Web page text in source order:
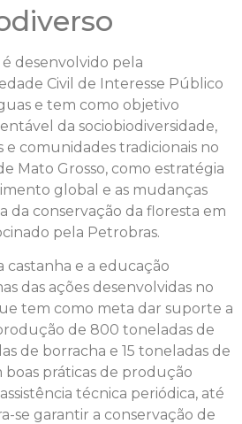
desenvolvido pela
Civil de Interesse Público
e tem como objetivo
da sociobiodiversidade,
e comunidades tradicionais no
Mato Grosso, como estratégia
global e as mudanças
da conservação da floresta em
pela Petrobras.
e a educação
das ações desenvolvidas no
tem como meta dar suporte a
de 800 toneladas de
de borracha e 15 toneladas de
práticas de produção
técnica periódica, até
se garantir a conservação de